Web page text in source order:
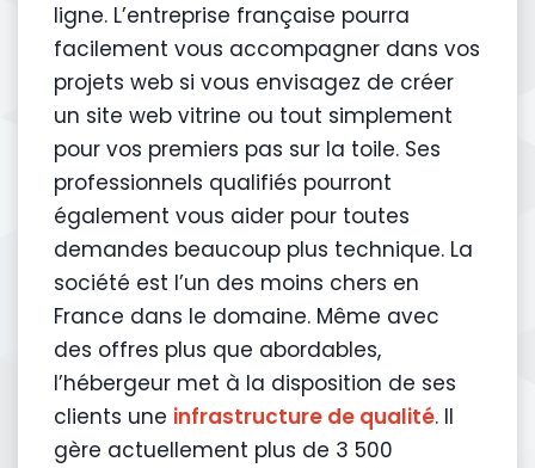
ligne. L’entreprise française pourra
facilement vous accompagner dans vos
projets web si vous envisagez de créer
un site web vitrine ou tout simplement
pour vos premiers pas sur la toile. Ses
professionnels qualifiés pourront
également vous aider pour toutes
demandes beaucoup plus technique. La
société est l’un des moins chers en
France dans le domaine. Même avec
des offres plus que abordables,
l’hébergeur met à la disposition de ses
clients une infrastructure de qualité. Il
gère actuellement plus de 3 500